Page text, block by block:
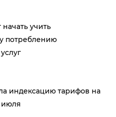
учить
потреблению
индексацию тарифов на
июля